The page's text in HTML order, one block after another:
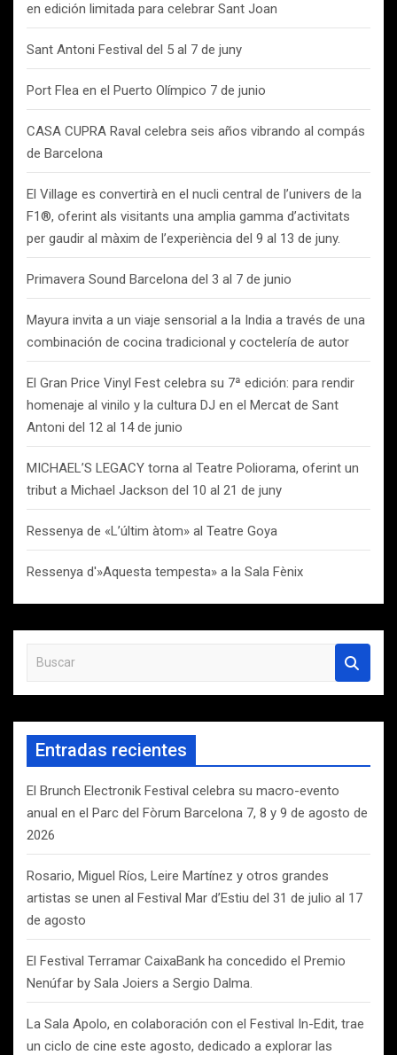
en edición limitada para celebrar Sant Joan
Sant Antoni Festival del 5 al 7 de juny
Port Flea en el Puerto Olímpico 7 de junio
CASA CUPRA Raval celebra seis años vibrando al compás
de Barcelona
El Village es convertirà en el nucli central de l’univers de la
F1®, oferint als visitants una amplia gamma d’activitats
per gaudir al màxim de l’experiència del 9 al 13 de juny.
Primavera Sound Barcelona del 3 al 7 de junio
Mayura invita a un viaje sensorial a la India a través de una
combinación de cocina tradicional y coctelería de autor
El Gran Price Vinyl Fest celebra su 7ª edición: para rendir
homenaje al vinilo y la cultura DJ en el Mercat de Sant
Antoni del 12 al 14 de junio
MICHAEL’S LEGACY torna al Teatre Poliorama, oferint un
tribut a Michael Jackson del 10 al 21 de juny
Ressenya de «L’últim àtom» al Teatre Goya
Ressenya d'»Aquesta tempesta» a la Sala Fènix
s
c
r
Entradas recientes
El Brunch Electronik Festival celebra su macro-evento
anual en el Parc del Fòrum Barcelona 7, 8 y 9 de agosto de
2026
Rosario, Miguel Ríos, Leire Martínez y otros grandes
artistas se unen al Festival Mar d’Estiu del 31 de julio al 17
de agosto
El Festival Terramar CaixaBank ha concedido el Premio
Nenúfar by Sala Joiers a Sergio Dalma.
La Sala Apolo, en colaboración con el Festival In-Edit, trae
un ciclo de cine este agosto, dedicado a explorar las